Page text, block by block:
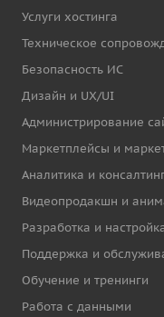
Услуги хостинга
Техническое
Безопасность ИС
Дизайн и UX/UI
Администрирование
Маркетплейсы и
Аналитика и
Видеопродакшн и
Разработка и
Поддержка и
Обучение и тренинги
Работа с данными